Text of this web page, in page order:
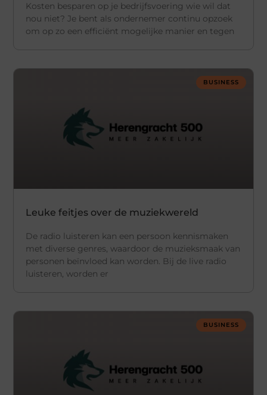
Kosten besparen op je bedrijfsvoering wie wil dat
nou niet? Je bent als ondernemer continu opzoek
om op zo een efficiënt mogelijke manier en tegen
BUSINESS
Leuke feitjes over de muziekwereld
De radio luisteren kan een persoon kennismaken
met diverse genres, waardoor de muzieksmaak van
personen beïnvloed kan worden. Bij de live radio
luisteren, worden er
BUSINESS